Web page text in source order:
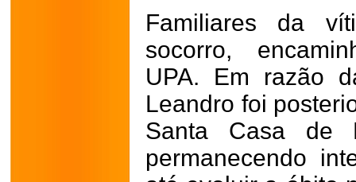
Familiares da
socorro,
UPA. Em razão
Leandro foi
Santa Casa de
permanecendo